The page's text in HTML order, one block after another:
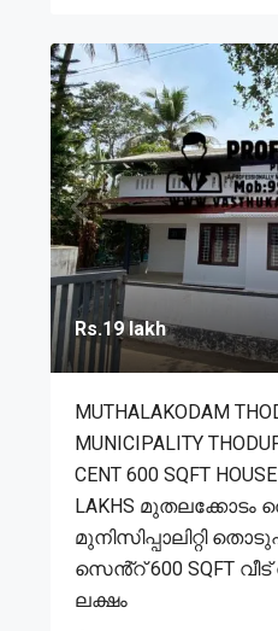
Rs.19 lakh
MUTHALAKODAM
MUNICIPALITY
CENT 600 SQFT
LAKHS
മുനിസിപ്പാലിറ്റി
സെൻ്റ് 600 SQFT
ലക്ഷം